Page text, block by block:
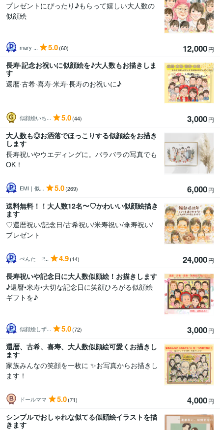
プレゼントにぴったり♪もらって嬉しい大人数の
似顔絵
mary ... 5.0(60) 12,000円
長寿·記念お祝いに似顔絵を♪大人数もお描きしま
す
還暦·古希·喜寿·米寿·長寿のお祝いに♪
似顔絵いち... 5.0(44) 3,000円
大人数も◎お洒落でほっこりする似顔絵をお描き
します
長寿祝いやウエディングに。バラバラの写真でも
OK！
EMI｜似... 5.0(269) 6,000円
送料無料！！大人数12名〜♡かわいい似顔絵描き
ます
♡還暦祝い/記念日/古希祝い/米寿祝い/傘寿祝い/
プレゼント
ぺんた P... 4.9(14) 24,000円
長寿祝いや記念日に大人数似顔絵！お描きします
♪還暦•米寿•大切な記念日に笑顔ひろがる似顔絵
ギフトを♪
似顔絵しず... 5.0(72) 3,000円
還暦、古希、喜寿、大人数似顔絵可愛くお描きし
ます
家族みんなの笑顔を一枚に ✨お写真からお描きし
ます！
ドールママ 5.0(71) 4,000円
シンプルでおしゃれな似てる似顔絵イラストを描
きます